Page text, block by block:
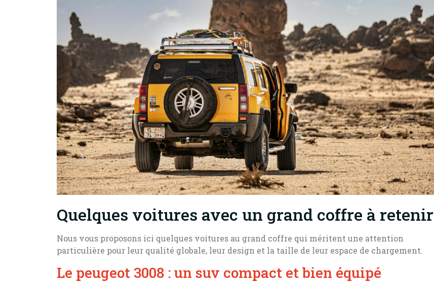
Quelques voitures avec un grand coffre à retenir
Nous vous proposons ici quelques voitures au grand coffre qui méritent une attention
particulière pour leur qualité globale, leur design et la taille de leur espace de chargement.
Le peugeot 3008 : un suv compact et bien équipé